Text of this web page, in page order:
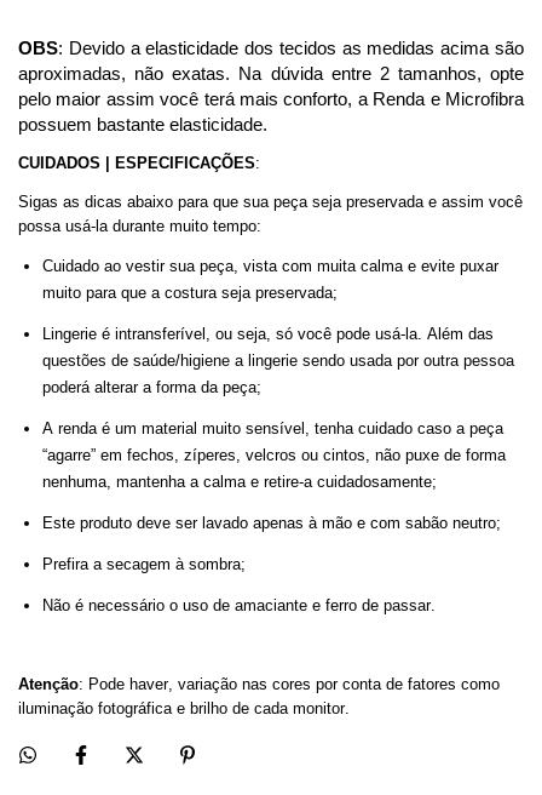
OBS: Devido a elasticidade dos tecidos as medidas acima são
aproximadas, não exatas. Na dúvida entre 2 tamanhos, opte
pelo maior assim você terá mais conforto, a Renda e Microfibra
possuem bastante elasticidade.
CUIDADOS | ESPECIFICAÇÕES:
Sigas as dicas abaixo para que sua peça seja preservada e assim você
possa usá-la durante muito tempo:
Cuidado ao vestir sua peça, vista com muita calma e evite puxar
muito para que a costura seja preservada;
Lingerie é intransferível, ou seja, só você pode usá-la. Além das
questões de saúde/higiene a lingerie sendo usada por outra pessoa
poderá alterar a forma da peça;
A renda é um material muito sensível, tenha cuidado caso a peça
“agarre” em fechos, zíperes, velcros ou cintos, não puxe de forma
nenhuma, mantenha a calma e retire-a cuidadosamente;
Este produto deve ser lavado apenas à mão e com sabão neutro;
Prefira a secagem à sombra;
Não é necessário o uso de amaciante e ferro de passar.
Atenção: Pode haver, variação nas cores por conta de fatores como
iluminação fotográfica e brilho de cada monitor.